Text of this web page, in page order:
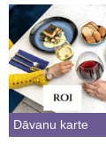
Dāvanu karte